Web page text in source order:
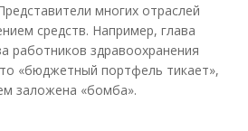
многих отраслей
средств. Например, глава
работников здравоохранения
«бюджетный портфель тикает»,
заложена «бомба».